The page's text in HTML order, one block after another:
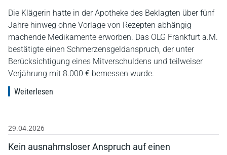
Die Klägerin hatte in der Apotheke des Beklagten über fünf
Jahre hinweg ohne Vorlage von Rezepten abhängig
machende Medikamente erworben. Das OLG Frankfurt a.M.
bestätigte einen Schmerzensgeldanspruch, der unter
Berücksichtigung eines Mitverschuldens und teilweiser
Verjährung mit 8.000 € bemessen wurde.
Weiterlesen
29.04.2026
Kein ausnahmsloser Anspruch auf einen